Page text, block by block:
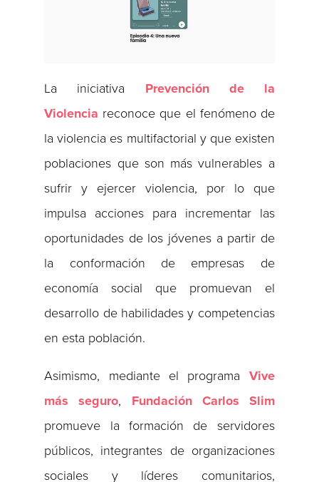
La iniciativa Prevención de la
Violencia reconoce que el fenómeno de
la violencia es multifactorial y que existen
poblaciones que son más vulnerables a
sufrir y ejercer violencia, por lo que
impulsa acciones para incrementar las
oportunidades de los jóvenes a partir de
la conformación de empresas de
economía social que promuevan el
desarrollo de habilidades y competencias
en esta población.
Asimismo, mediante el programa Vive
más seguro, Fundación Carlos Slim
promueve la formación de servidores
públicos, integrantes de organizaciones
sociales y líderes comunitarios,